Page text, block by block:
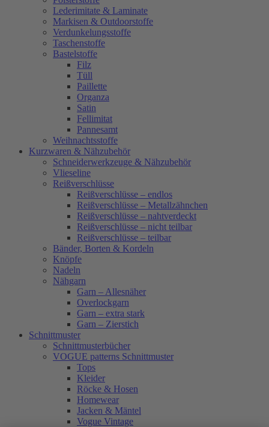
Lederimitate & Laminate
Markisen & Outdoorstoffe
Verdunkelungsstoffe
Taschenstoffe
Bastelstoffe
Filz
Tüll
Paillette
Organza
Satin
Fellimitat
Pannesamt
Weihnachtsstoffe
Kurzwaren & Nähzubehör
Schneiderwerkzeuge & Nähzubehör
Vlieseline
Reißverschlüsse
Reißverschlüsse – endlos
Reißverschlüsse – Metallzähnchen
Reißverschlüsse – nahtverdeckt
Reißverschlüsse – nicht teilbar
Reißverschlüsse – teilbar
Bänder, Borten & Kordeln
Knöpfe
Nadeln
Nähgarn
Garn – Allesnäher
Overlockgarn
Garn – extra stark
Garn – Zierstich
Schnittmuster
Schnittmusterbücher
VOGUE patterns Schnittmuster
Tops
Kleider
Röcke & Hosen
Homewear
Jacken & Mäntel
Vogue Vintage